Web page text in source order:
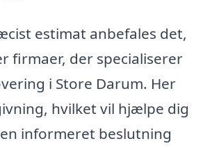
estimat anbefales det,
firmaer, der specialiserer
i Store Darum. Her
hvilket vil hjælpe dig
informeret beslutning